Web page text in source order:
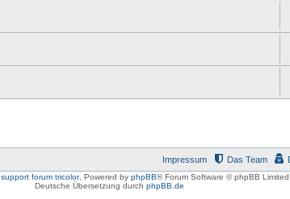
Das Team
Impressum
support forum tricolor, Powered by phpBB® Forum Software © phpBB Limited
Deutsche Übersetzung durch phpBB.de